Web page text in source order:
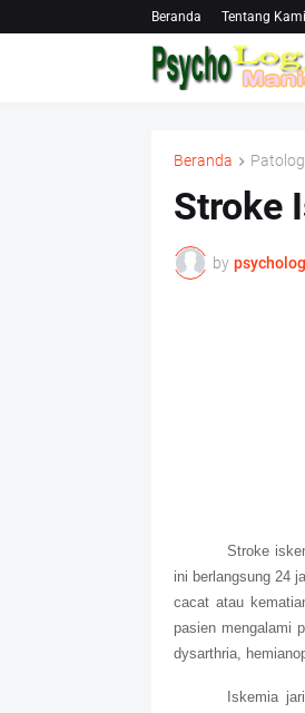
Beranda Tentang Kami
Beranda
Stroke
by
Stroke
ini berlangsung 24
cacat atau
pasien mengalami
dysarthria,
Iskemia